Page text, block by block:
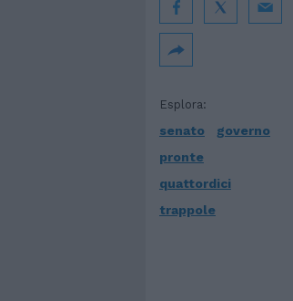
Esplora:
senato
governo
pronte
quattordici
trappole